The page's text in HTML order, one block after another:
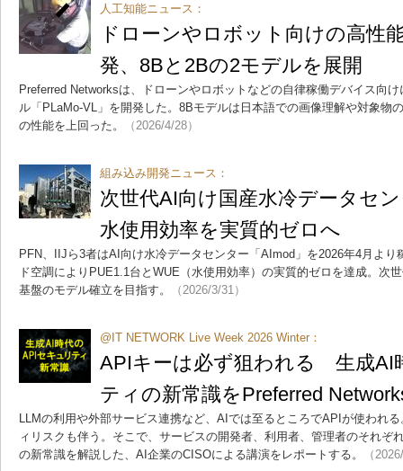
人工知能ニュース：
ドローンやロボット向けの高性
発、8Bと2Bの2モデルを展開
Preferred Networksは、ドローンやロボットなどの自律稼働デバイス向
ル「PLaMo-VL」を開発した。8Bモデルは日本語での画像理解や対象物
の性能を上回った。
（2026/4/28）
組み込み開発ニュース：
次世代AI向け国産水冷データセ
水使用効率を実質的ゼロへ
PFN、IIJら3者はAI向け水冷データセンター「AImod」を2026年4月よ
ド空調によりPUE1.1台とWUE（水使用効率）の実質的ゼロを達成。次
基盤のモデル確立を目指す。
（2026/3/31）
@IT NETWORK Live Week 2026 Winter：
APIキーは必ず狙われる 生成AI
ティの新常識をPreferred
LLMの利用や外部サービス連携など、AIでは至るところでAPIが使われ
ィリスクも伴う。そこで、サービスの開発者、利用者、管理者のそれぞ
の新常識を解説した、AI企業のCISOによる講演をレポートする。
（